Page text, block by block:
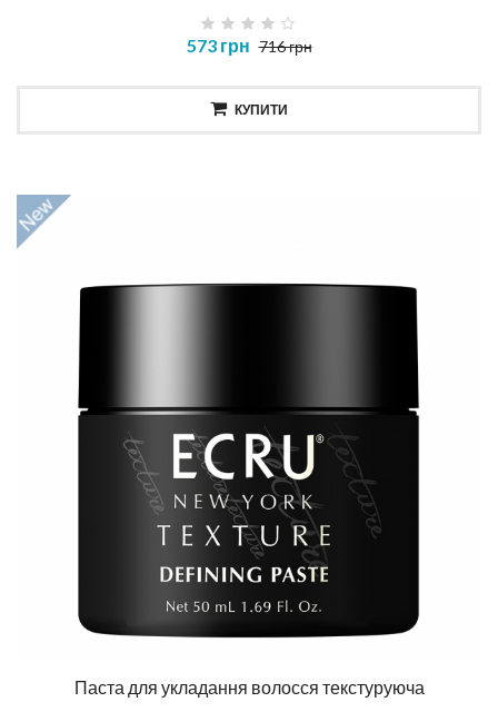
573 грн 716 грн
КУПИТИ
Паста для укладання волосся текстуруюча